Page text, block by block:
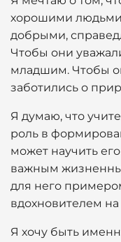
хорошими
добрыми,
Чтобы они
младшим. Чтобы
заботились о
Я думаю, что
роль в
может научить
важным
для него
вдохновителем
Я хочу быть